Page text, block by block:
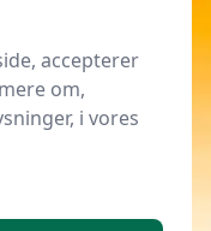
Kirkes
accepterer
om,
i vores